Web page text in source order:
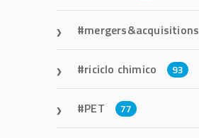
mergers&acquisitions
riciclo chimico 93
PET 77